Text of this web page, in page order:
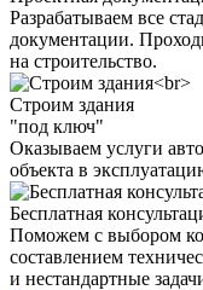
Разрабатываем все
документации.
на строительство.
Строим здания
"под ключ"
Оказываем услуги
объекта в
Бесплатная
Поможем с выбором
составлением
и нестандартные